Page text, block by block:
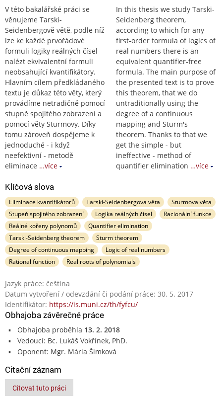
V této bakalářské práci se
věnujeme Tarski-
Seidenbergově větě, podle níž
lze ke každé prvořádové
formuli logiky reálných čísel
nalézt ekvivalentní formuli
neobsahující kvantifikátory.
Hlavním cílem předkládaného
textu je důkaz této věty, který
provádíme netradičně pomocí
stupně spojitého zobrazení a
pomocí věty Sturmovy. Díky
tomu zároveň dospějeme k
jednoduché - i když
neefektivní - metodě
eliminace …více
In this thesis we study Tarski-
Seidenberg theorem,
according to which for any
first-order formula of logics of
real numbers there is an
equivalent quantifier-free
formula. The main purpose of
the presented text is to prove
this theorem, that we do
untraditionally using the
degree of a continuous
mapping and Sturm's
theorem. Thanks to that we
get the simple - but
ineffective - method of
quantifier elimination …více
Klíčová slova
Eliminace kvantifikátorů Tarski-Seidenbergova věta
Sturmova věta
Stupeň spojitého zobrazení
Logika reálných čísel
Racionální funkce
Reálné kořeny polynomů
Quantifier elimination
Tarski-Seidenberg theorem
Sturm theorem
Degree of continuous mapping
Logic of real numbers
Rational function
Real roots of polynomials
Jazyk práce: čeština
Datum vytvoření / odevzdání či podání práce: 30. 5. 2017
Identifikátor: https://is.muni.cz/th/fyfcu/
Obhajoba závěrečné práce
Obhajoba proběhla 13. 2. 2018
Vedoucí: Bc. Lukáš Vokřínek, PhD.
Oponent: Mgr. Mária Šimková
Citační záznam
Citovat tuto práci